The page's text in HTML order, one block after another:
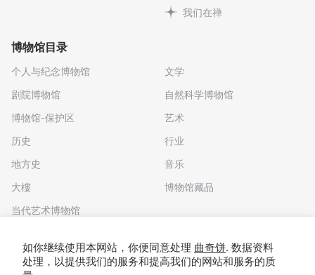
我们在禅
博物馆目录
个人与纪念博物馆
剧院博物馆
博物馆-保护区
历史
地方史
大樓
当代艺术博物馆
文学
自然科学博物馆
艺术
行业
音乐
博物馆藏品
如你继续使用本网站，你便同意处理 曲奇饼. 数据资料
处理，以提供我们的服务和提高我们的网站和服务的质